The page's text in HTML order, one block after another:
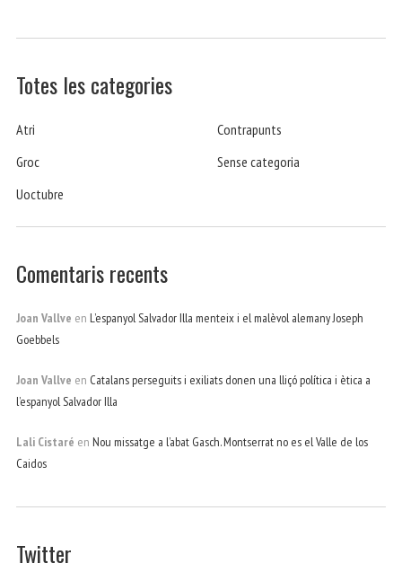
Totes les categories
Atri
Contrapunts
Groc
Sense categoria
Uoctubre
Comentaris recents
Joan Vallve en L’espanyol Salvador Illa menteix i el malèvol alemany Joseph
Goebbels
Joan Vallve en Catalans perseguits i exiliats donen una lliçó política i ètica a
l’espanyol Salvador Illa
Lali Cistaré en Nou missatge a l’abat Gasch. Montserrat no es el Valle de los
Caidos
Twitter